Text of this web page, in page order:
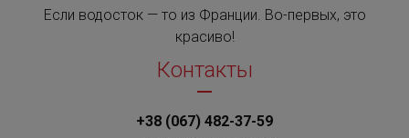
Если водосток — то из Франции. Во-первых, это
красиво!
Контакты
+38 (067) 482-37-59